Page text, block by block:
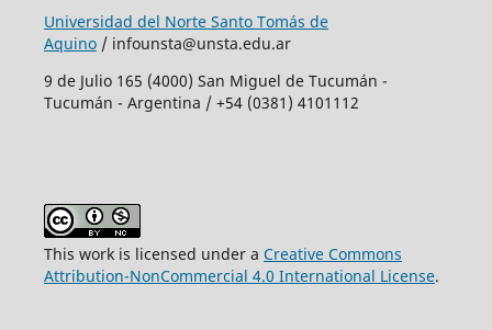
Universidad del Norte Santo Tomás de
Aquino/ infounsta@unsta.edu.ar
9 de Julio 165 (4000) San Miguel de Tucumán -
Tucumán - Argentina / +54 (0381) 4101112
This work is licensed under a Creative Commons
Attribution-NonCommercial 4.0 International License.